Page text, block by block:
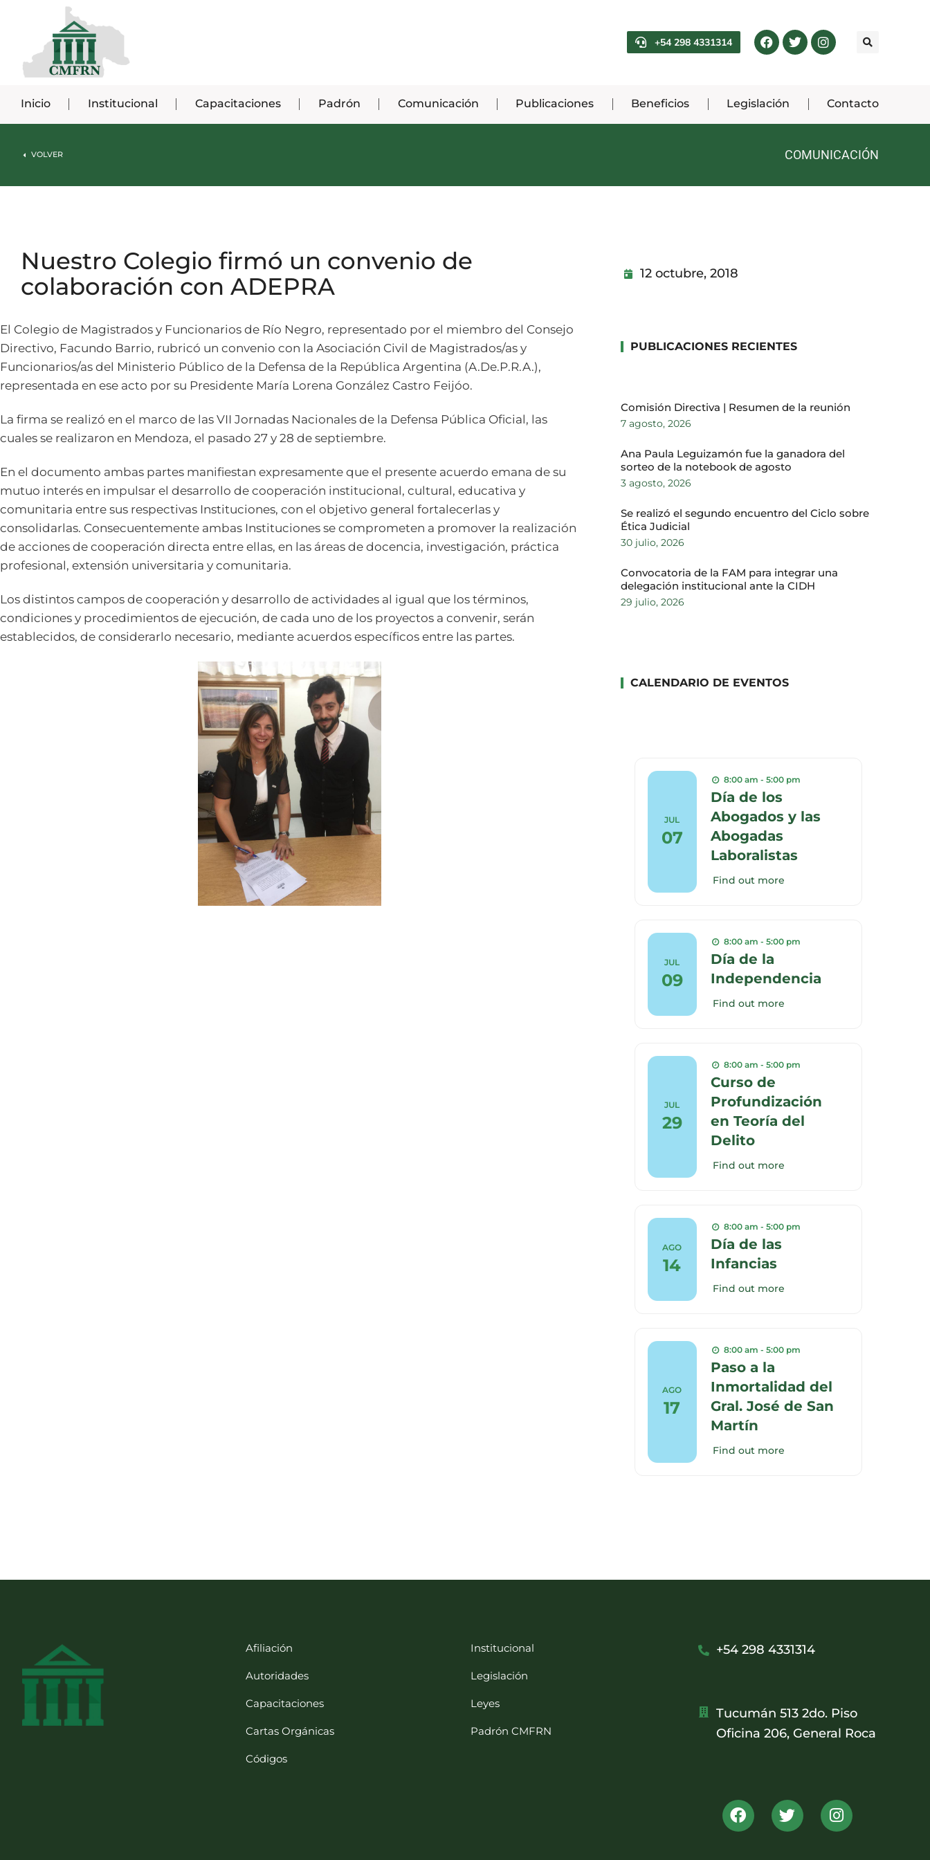
+54 298 4331314
Inicio Institucional Capacitaciones Padrón Comunicación Publicaciones Beneficios Legislación Contacto
VOLVER COMUNICACIÓN
Nuestro Colegio firmó un convenio de
colaboración con ADEPRA
12 octubre, 2018
El Colegio de Magistrados y Funcionarios de Río Negro, representado por el miembro del Consejo
Directivo, Facundo Barrio, rubricó un convenio con la Asociación Civil de Magistrados/as y
Funcionarios/as del Ministerio Público de la Defensa de la República Argentina (A.De.P.R.A.),
representada en ese acto por su Presidente María Lorena González Castro Feijóo.
La firma se realizó en el marco de las VII Jornadas Nacionales de la Defensa Pública Oficial, las
cuales se realizaron en Mendoza, el pasado 27 y 28 de septiembre.
En el documento ambas partes manifiestan expresamente que el presente acuerdo emana de su
mutuo interés en impulsar el desarrollo de cooperación institucional, cultural, educativa y
comunitaria entre sus respectivas Instituciones, con el objetivo general fortalecerlas y
consolidarlas. Consecuentemente ambas Instituciones se comprometen a promover la realización
de acciones de cooperación directa entre ellas, en las áreas de docencia, investigación, práctica
profesional, extensión universitaria y comunitaria.
Los distintos campos de cooperación y desarrollo de actividades al igual que los términos,
condiciones y procedimientos de ejecución, de cada uno de los proyectos a convenir, serán
establecidos, de considerarlo necesario, mediante acuerdos específicos entre las partes.
PUBLICACIONES RECIENTES
Comisión Directiva | Resumen de la reunión
7 agosto, 2026
Ana Paula Leguizamón fue la ganadora del
sorteo de la notebook de agosto
3 agosto, 2026
Se realizó el segundo encuentro del Ciclo sobre
Ética Judicial
30 julio, 2026
Convocatoria de la FAM para integrar una
delegación institucional ante la CIDH
29 julio, 2026
CALENDARIO DE EVENTOS
JUL
07
8:00 am - 5:00 pm
Día de los
Abogados y las
Abogadas
Laboralistas
Find out more
JUL
09
8:00 am - 5:00 pm
Día de la
Independencia
Find out more
JUL
29
8:00 am - 5:00 pm
Curso de
Profundización
en Teoría del
Delito
Find out more
AGO
14
8:00 am - 5:00 pm
Día de las
Infancias
Find out more
AGO
17
8:00 am - 5:00 pm
Paso a la
Inmortalidad del
Gral. José de San
Martín
Find out more
Afiliación
Autoridades
Capacitaciones
Cartas Orgánicas
Códigos
Institucional
Legislación
Leyes
Padrón CMFRN
+54 298 4331314
Tucumán 513 2do. Piso
Oficina 206, General Roca